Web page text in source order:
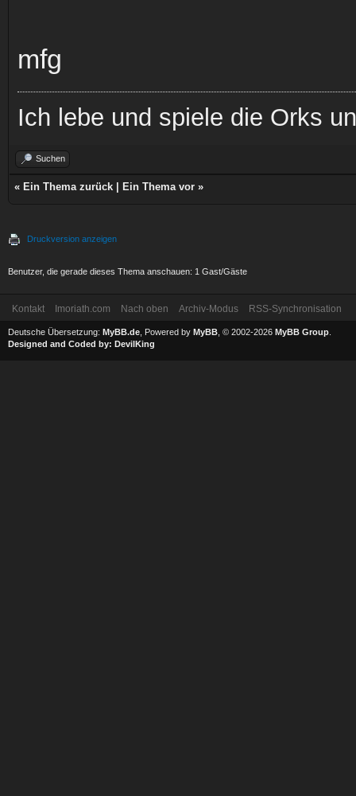
mfg
Ich lebe und spiele die Orks
Suchen
« Ein Thema zurück Ein Thema vor »
Druckversion anzeigen
Benutzer, die gerade dieses Thema anschauen: 1 Gast/Gäste
Kontakt Imoriath.com Nach oben Archiv-Modus RSS-Synchronisation
Deutsche Übersetzung: MyBB.de , Powered by MyBB , © 2002-2026 MyBB Group
Designed and Coded by: DevilKing